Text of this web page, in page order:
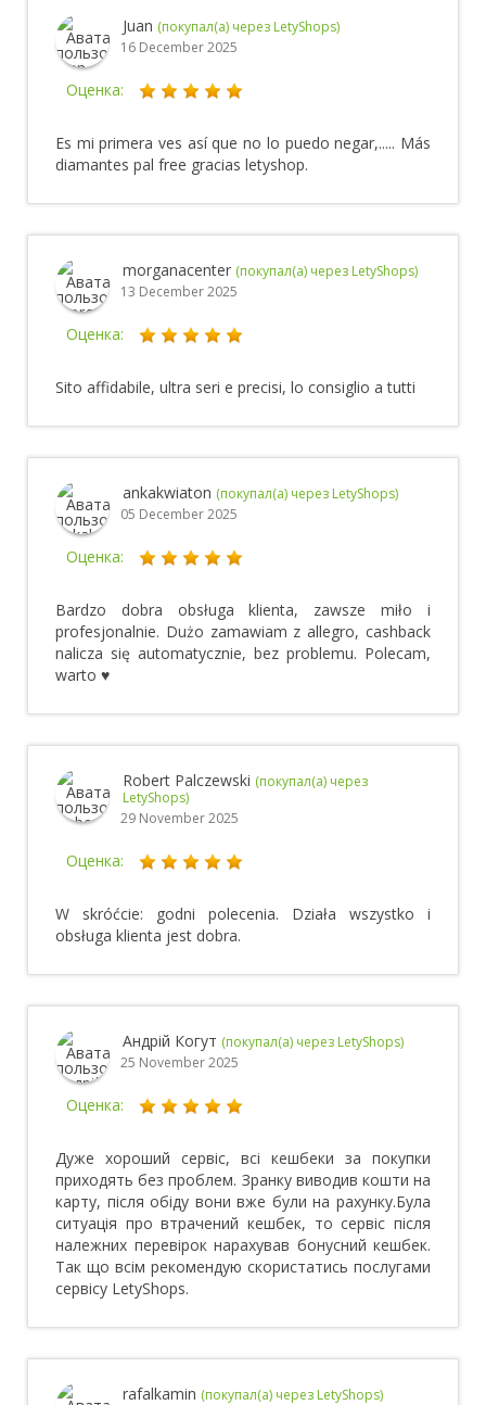
Juan (покупал(а) через LetyShops)
16 December 2025
Оценка:
Es mi primera ves así que no lo puedo negar,..... Más
diamantes pal free gracias letyshop.
morganacenter (покупал(а) через LetyShops)
13 December 2025
Оценка:
Sito affidabile, ultra seri e precisi, lo consiglio a tutti
ankakwiaton (покупал(а) через LetyShops)
05 December 2025
Оценка:
Bardzo dobra obsługa klienta, zawsze miło i
profesjonalnie. Dużo zamawiam z allegro, cashback
nalicza się automatycznie, bez problemu. Polecam,
warto ♥
Robert Palczewski (покупал(а) через
LetyShops)
29 November 2025
Оценка:
W skróćcie: godni polecenia. Działa wszystko i
obsługa klienta jest dobra.
Андрій Когут (покупал(а) через LetyShops)
25 November 2025
Оценка:
Дуже хороший сервіс, всі кешбеки за покупки
приходять без проблем. Зранку виводив кошти на
карту, після обіду вони вже були на рахунку.Була
ситуація про втрачений кешбек, то сервіс після
належних перевірок нарахував бонусний кешбек.
Так що всім рекомендую скористатись послугами
сервісу LetyShops.
rafalkamin (покупал(а) через LetyShops)